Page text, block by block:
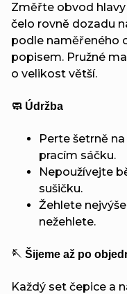
Změřte obvod
čelo rovně dozadu
podle naměřeného
popisem. Pružné
o velikost větší.
🧼 Údržba
Perte šetrně
pracím sáčku.
Nepoužívejte
sušičku.
Žehlete
nežehlete.
🪡 Šijeme až po
Každý set čepice a